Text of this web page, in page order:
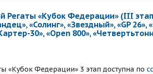
Регаты «Кубок Федерации» (III
«Солинг», «Звездный», «GP 26»,
30», «Open 800»,
«Кубок Федерации» 3 этап доступна по